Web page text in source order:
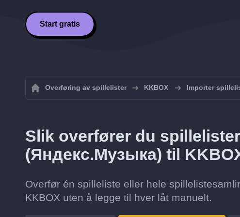
Start gratis
Overføring av spillelister KKBOX Importer
Slik overfører du
(Яндекс.Музыка) til
Overfør én spilleliste eller hele
KKBOX uten å legge til hver låt manuelt.